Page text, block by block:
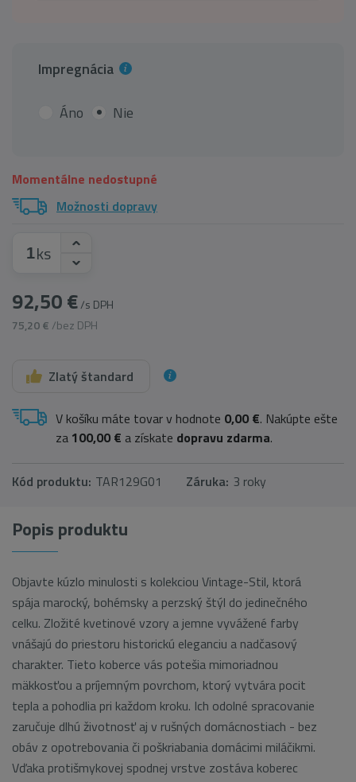
Impregnácia
Áno Nie
Momentálne nedostupné
Možnosti dopravy
ks
92,50 €/s DPH
75,20 € /bez DPH
Zlatý štandard
V košíku máte tovar v hodnote 0,00 €. Nakúpte ešte
za 100,00 € a získate dopravu zdarma.
Kód produktu: TAR129G01 Záruka: 3 roky
Popis produktu
Objavte kúzlo minulosti s kolekciou Vintage-Stil, ktorá
spája marocký, bohémsky a perzský štýl do jedinečného
celku. Zložité kvetinové vzory a jemne vyvážené farby
vnášajú do priestoru historickú eleganciu a nadčasový
charakter. Tieto koberce vás potešia mimoriadnou
mäkkosťou a príjemným povrchom, ktorý vytvára pocit
tepla a pohodlia pri každom kroku. Ich odolné spracovanie
zaručuje dlhú životnosť aj v rušných domácnostiach - bez
obáv z opotrebovania či poškriabania domácimi miláčikmi.
Vďaka protišmykovej spodnej vrstve zostáva koberec